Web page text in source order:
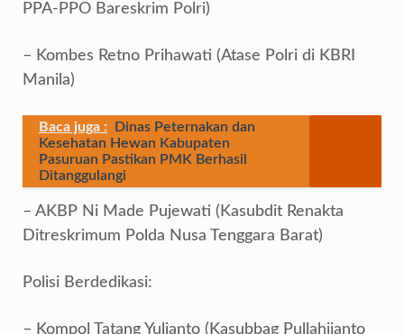
PPA-PPO Bareskrim Polri)
– Kombes Retno Prihawati (Atase Polri di KBRI
Manila)
Baca juga :
Dinas Peternakan dan
Kesehatan Hewan Kabupaten
Pasuruan Pastikan PMK Berhasil
Ditanggulangi
– AKBP Ni Made Pujewati (Kasubdit Renakta
Ditreskrimum Polda Nusa Tenggara Barat)
Polisi Berdedikasi:
– Kompol Tatang Yulianto (Kasubbag Pullahjianto